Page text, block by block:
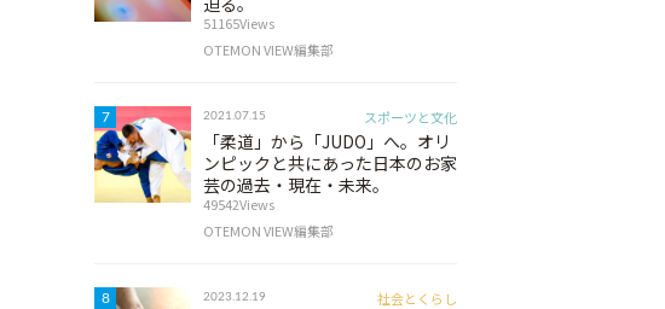
51165Views
OTEMON VIEW編集部
7 2021.07.15 スポーツと文化
「柔道」から「JUDO」へ。オリ
ンピックと共にあった日本のお家
芸の過去・現在・未来。
49542Views
OTEMON VIEW編集部
8 2023.12.19 社会とくらし